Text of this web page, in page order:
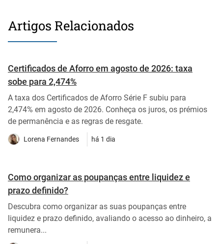
Artigos Relacionados
Certificados de Aforro em agosto de 2026: taxa
sobe para 2,474%
A taxa dos Certificados de Aforro Série F subiu para
2,474% em agosto de 2026. Conheça os juros, os prémios
de permanência e as regras de resgate.
Lorena Fernandes há 1 dia
Como organizar as poupanças entre liquidez e
prazo definido?
Descubra como organizar as suas poupanças entre
liquidez e prazo definido, avaliando o acesso ao dinheiro, a
remunera...